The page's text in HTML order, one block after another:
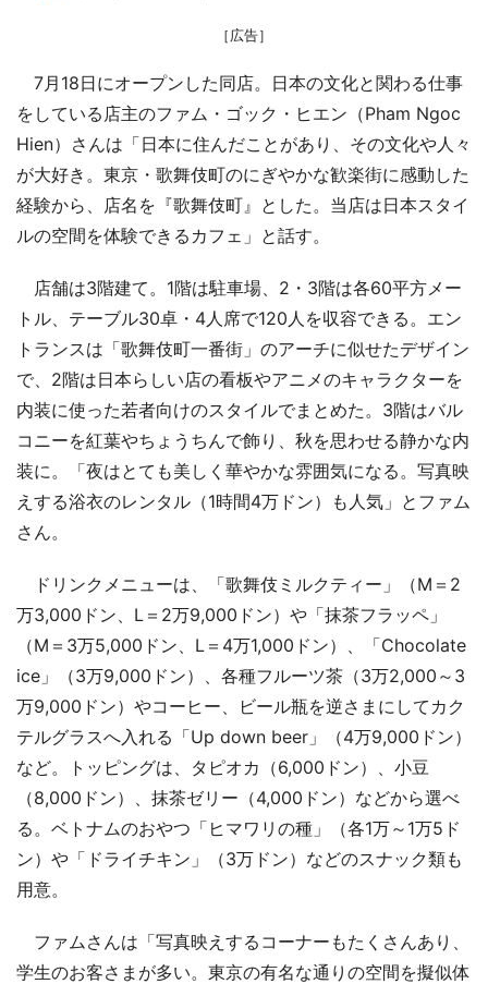
［広告］
7月18日にオープンした同店。日本の文化と関わる仕事
をしている店主のファム・ゴック・ヒエン（Pham Ngoc
Hien）さんは「日本に住んだことがあり、その文化や人々
が大好き。東京・歌舞伎町のにぎやかな歓楽街に感動した
経験から、店名を『歌舞伎町』とした。当店は日本スタイ
ルの空間を体験できるカフェ」と話す。
店舗は3階建て。1階は駐車場、2・3階は各60平方メー
トル、テーブル30卓・4人席で120人を収容できる。エン
トランスは「歌舞伎町一番街」のアーチに似せたデザイン
で、2階は日本らしい店の看板やアニメのキャラクターを
内装に使った若者向けのスタイルでまとめた。3階はバル
コニーを紅葉やちょうちんで飾り、秋を思わせる静かな内
装に。「夜はとても美しく華やかな雰囲気になる。写真映
えする浴衣のレンタル（1時間4万ドン）も人気」とファム
さん。
ドリンクメニューは、「歌舞伎ミルクティー」（M＝2
万3,000ドン、L＝2万9,000ドン）や「抹茶フラッペ」
（M＝3万5,000ドン、L＝4万1,000ドン）、「Chocolate
ice」（3万9,000ドン）、各種フルーツ茶（3万2,000～3
万9,000ドン）やコーヒー、ビール瓶を逆さまにしてカク
テルグラスへ入れる「Up down beer」（4万9,000ドン）
など。トッピングは、タピオカ（6,000ドン）、小豆
（8,000ドン）、抹茶ゼリー（4,000ドン）などから選べ
る。ベトナムのおやつ「ヒマワリの種」（各1万～1万5ド
ン）や「ドライチキン」（3万ドン）などのスナック類も
用意。
ファムさんは「写真映えするコーナーもたくさんあり、
学生のお客さまが多い。東京の有名な通りの空間を擬似体